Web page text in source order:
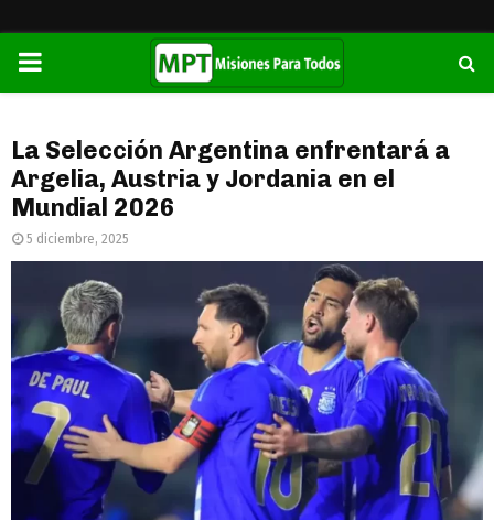
PRIMARY
La Selección Argentina enfrentará a
Argelia, Austria y Jordania en el
Mundial 2026
5 diciembre, 2025